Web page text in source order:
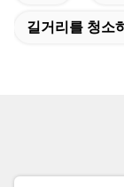
길거리를 청소